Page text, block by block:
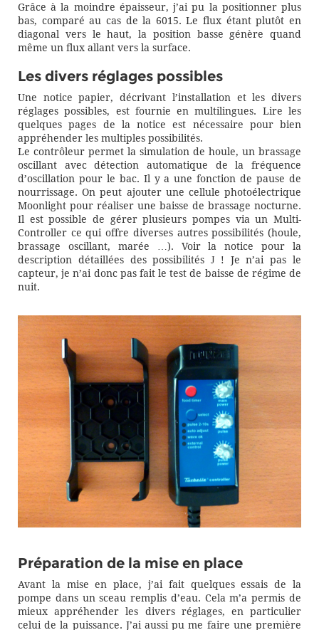
Grâce à la moindre épaisseur, j’ai pu la positionner plus
bas, comparé au cas de la 6015. Le flux étant plutôt en
diagonal vers le haut, la position basse génère quand
même un flux allant vers la surface.
Les divers réglages possibles
Une notice papier, décrivant l’installation et les divers
réglages possibles, est fournie en multilingues. Lire les
quelques pages de la notice est nécessaire pour bien
appréhender les multiples possibilités.
Le contrôleur permet la simulation de houle, un brassage
oscillant avec détection automatique de la fréquence
d’oscillation pour le bac. Il y a une fonction de pause de
nourrissage. On peut ajouter une cellule photoélectrique
Moonlight pour réaliser une baisse de brassage nocturne.
Il est possible de gérer plusieurs pompes via un Multi-
Controller ce qui offre diverses autres possibilités (houle,
brassage oscillant, marée …). Voir la notice pour la
description détaillées des possibilitésJ ! Je n’ai pas le
capteur, je n’ai donc pas fait le test de baisse de régime de
nuit.
Préparation de la mise en place
Avant la mise en place, j’ai fait quelques essais de la
pompe dans un sceau remplis d’eau. Cela m’a permis de
mieux appréhender les divers réglages, en particulier
celui de la puissance. J’ai aussi pu me faire une première